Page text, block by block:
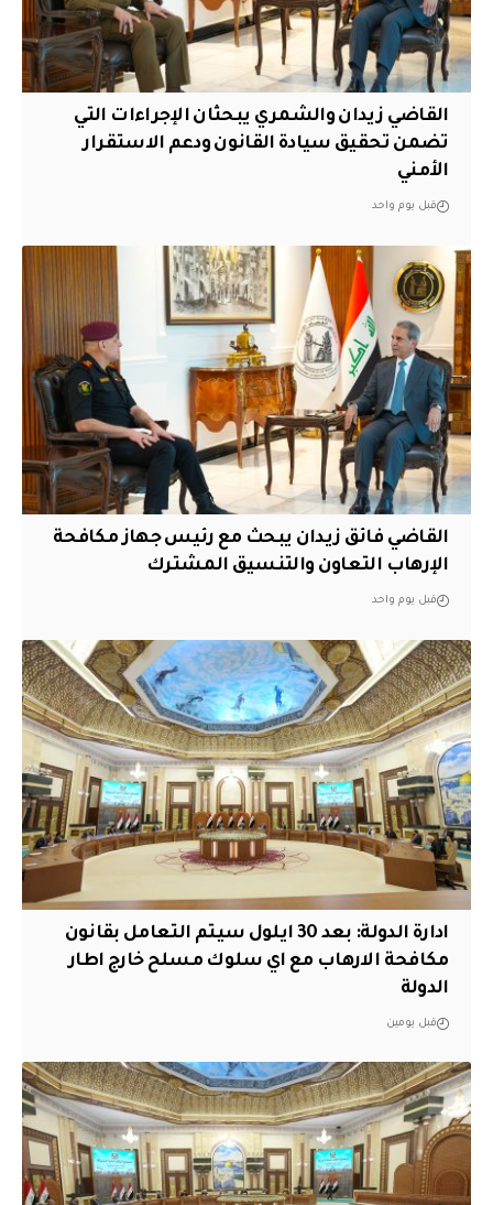
القاضي زيدان والشمري يبحثان الإجراءات التي
تضمن تحقيق سيادة القانون ودعم الاستقرار
الأمني
قبل يوم واحد
القاضي فائق زيدان يبحث مع رئيس جهاز مكافحة
الإرهاب التعاون والتنسيق المشترك
قبل يوم واحد
ادارة الدولة: بعد 30 ايلول سيتم التعامل بقانون
مكافحة الارهاب مع اي سلوك مسلح خارج اطار
الدولة
قبل يومين